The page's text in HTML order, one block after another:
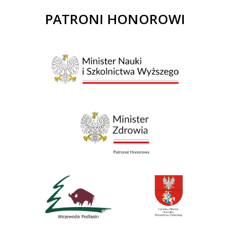
PATRONI HONOROWI